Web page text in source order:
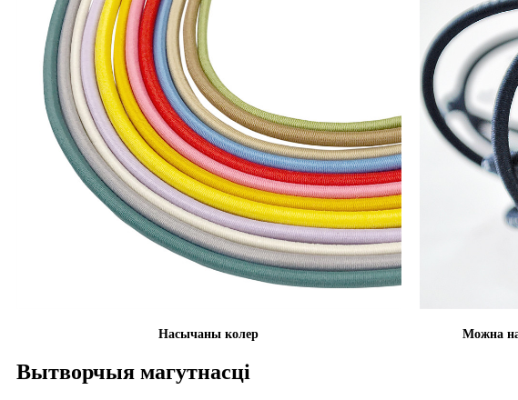
Насычаны колер Можна
Вытворчыя магутнасці